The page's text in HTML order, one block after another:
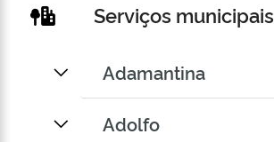
Serviços municipais
Adamantina
Adolfo